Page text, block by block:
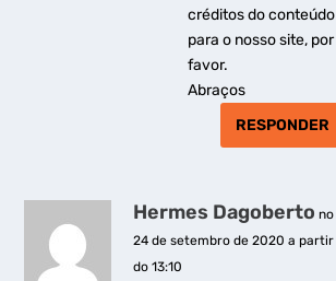
créditos do conteúdo
para o nosso site, por
favor.
Abraços
RESPONDER
Hermes Dagoberto no
24 de setembro de 2020 a partir
do 13:10